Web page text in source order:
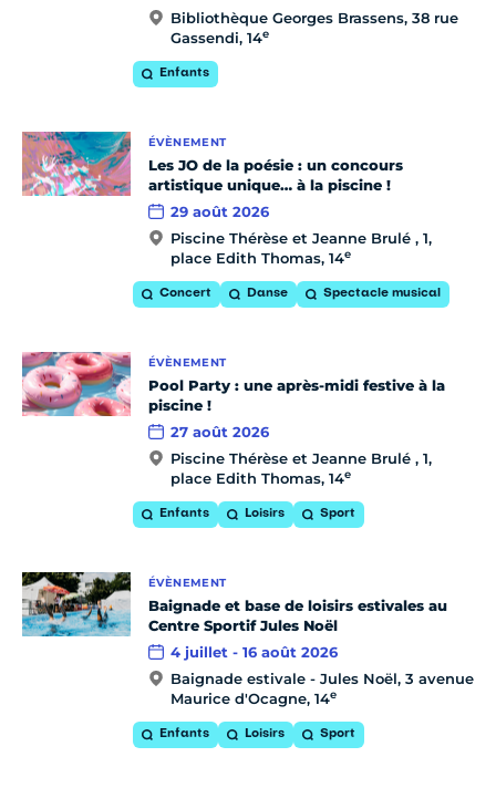
Bibliothèque Georges Brassens, 38 rue
Gassendi, 14e
Enfants
ÉVÈNEMENT
Les JO de la poésie : un concours
artistique unique… à la piscine !
29 août 2026
Piscine Thérèse et Jeanne Brulé , 1,
place Edith Thomas, 14e
Concert Danse Spectacle musical
ÉVÈNEMENT
Pool Party : une après-midi festive à la
piscine !
27 août 2026
Piscine Thérèse et Jeanne Brulé , 1,
place Edith Thomas, 14e
Enfants Loisirs Sport
ÉVÈNEMENT
Baignade et base de loisirs estivales au
Centre Sportif Jules Noël
4 juillet - 16 août 2026
Baignade estivale - Jules Noël, 3 avenue
Maurice d'Ocagne, 14e
Enfants Loisirs Sport